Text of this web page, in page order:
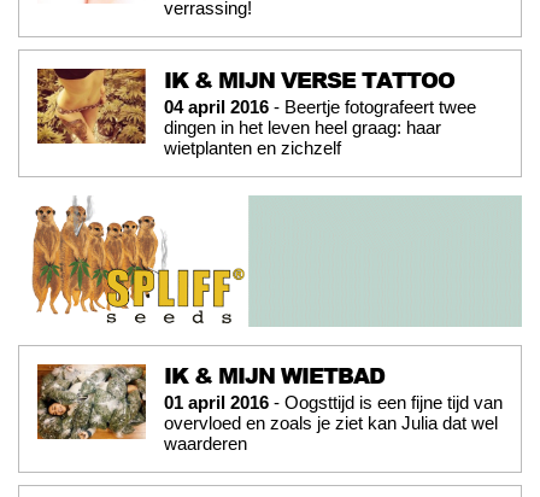
verrassing!
IK & MIJN VERSE TATTOO
04 april 2016 - Beertje fotografeert twee
dingen in het leven heel graag: haar
wietplanten en zichzelf
IK & MIJN WIETBAD
01 april 2016 - Oogsttijd is een fijne tijd van
overvloed en zoals je ziet kan Julia dat wel
waarderen